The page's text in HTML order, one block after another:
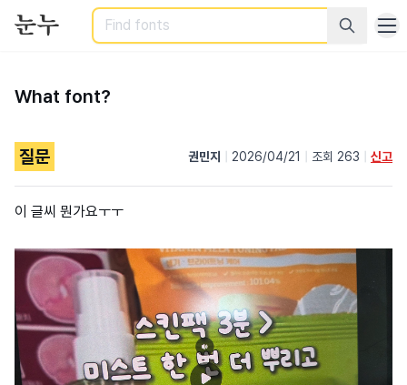
Search
What font?
질문 권민지 2026/04/21 조회 263 신고
이 글씨 뭔가요ㅜㅜ